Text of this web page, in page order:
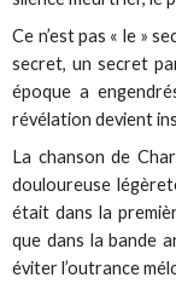
Ce n’est pas « le »
secret, un secret
époque a
révélation devient
La chanson de
douloureuse
était dans la
que dans la bande
éviter l’outrance